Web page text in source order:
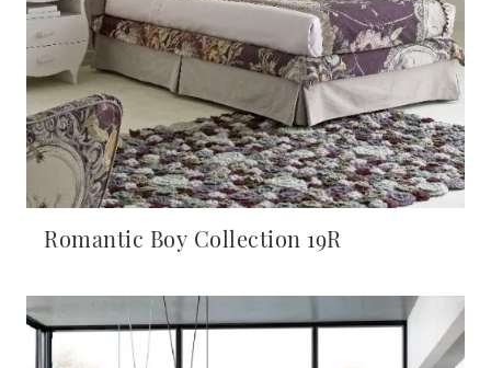
Romantic Boy Collection 19R